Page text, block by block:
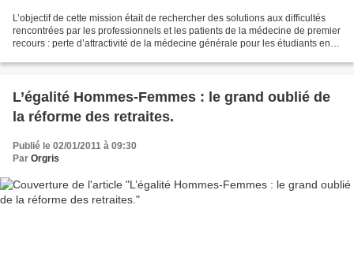
L’objectif de cette mission était de rechercher des solutions aux difficultés
rencontrées par les professionnels et les patients de la médecine de premier
recours : perte d’attractivité de la médecine générale pour les étudiants en
L’égalité Hommes-Femmes : le grand oublié de
la réforme des retraites.
Publié le 02/01/2011 à 09:30
Par Orgris